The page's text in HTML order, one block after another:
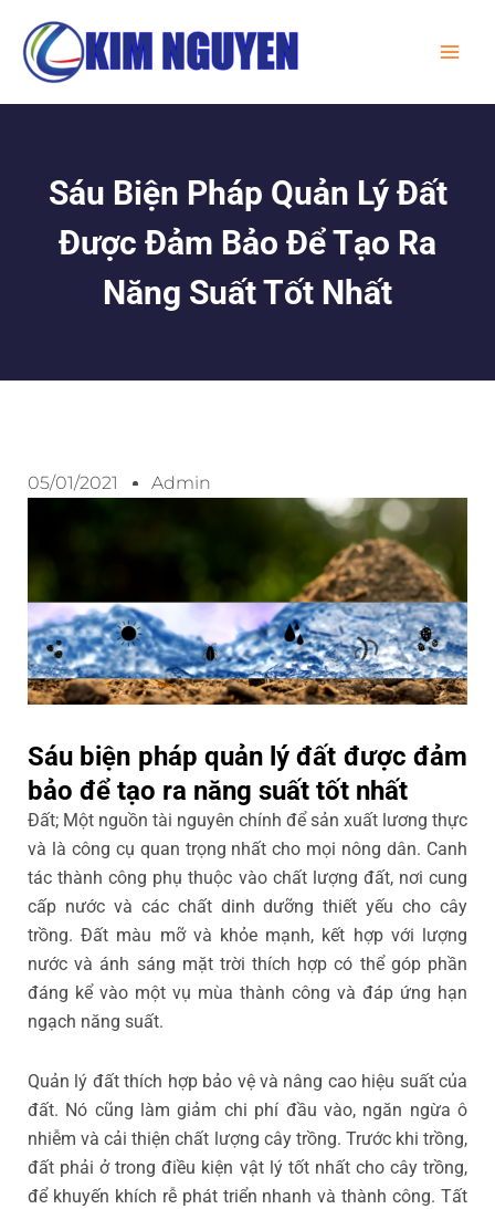
content
Sáu Biện Pháp Quản Lý Đất
Được Đảm Bảo Để Tạo Ra
Năng Suất Tốt Nhất
05/01/2021 Admin
Sáu biện pháp quản lý đất được đảm
bảo để tạo ra năng suất tốt nhất
Đất; Một nguồn tài nguyên chính để sản xuất lương thực
và là công cụ quan trọng nhất cho mọi nông dân. Canh
tác thành công phụ thuộc vào chất lượng đất, nơi cung
cấp nước và các chất dinh dưỡng thiết yếu cho cây
trồng. Đất màu mỡ và khỏe mạnh, kết hợp với lượng
nước và ánh sáng mặt trời thích hợp có thể góp phần
đáng kể vào một vụ mùa thành công và đáp ứng hạn
ngạch năng suất.
Quản lý đất thích hợp bảo vệ và nâng cao hiệu suất của
đất. Nó cũng làm giảm chi phí đầu vào, ngăn ngừa ô
nhiễm và cải thiện chất lượng cây trồng. Trước khi trồng,
đất phải ở trong điều kiện vật lý tốt nhất cho cây trồng,
để khuyến khích rễ phát triển nhanh và thành công. Tất